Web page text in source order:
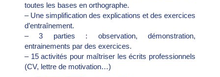
toutes les bases en orthographe.
– Une simplification des explications et des exercices
d’entraînement.
– 3 parties : observation, démonstration,
entrainements par des exercices.
– 15 activités pour maîtriser les écrits professionnels
(CV, lettre de motivation…)